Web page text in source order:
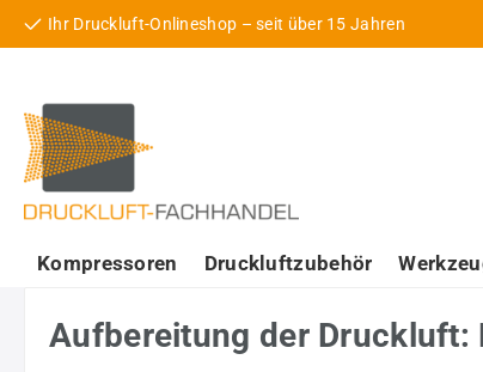
Hauptinhalt springen
Zur Suche springen
Zur Hauptnavigation springen
Ihr Druckluft-Onlineshop – seit über 15 Jahren
Kompressoren Druckluftzubehör
Aufbereitung der Druckluft: